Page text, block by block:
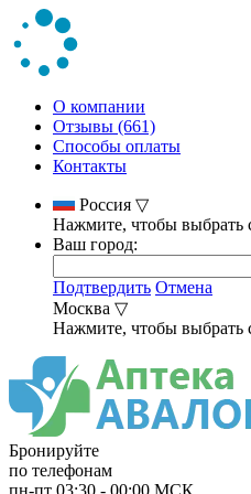
О компании
Отзывы (661)
Способы оплаты
Контакты
Россия ▽
Нажмите, чтобы выбрать
Ваш город:
Подтвердить Отмена
Москва ▽
Нажмите, чтобы выбрать
Бронируйте
по телефонам
пн-пт 03:30 - 00:00 МСК